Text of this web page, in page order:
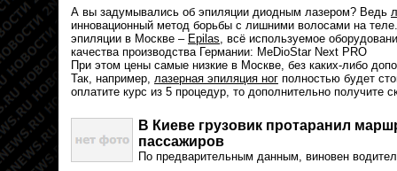
А вы задумывались об эпиляции диодным лазером? Ведь
инновационный метод борьбы с лишними волосами на
эпиляции в Москве – Epilas, всё используемое
качества производства Германии: MeDioStar Next PRO
При этом цены самые низкие в Москве, без каких-либо
Так, например, лазерная эпиляция ног полностью будет
оплатите курс из 5 процедур, то дополнительно получите
В Киеве грузовик протаранил
пассажиров
По предварительным данным, виновен